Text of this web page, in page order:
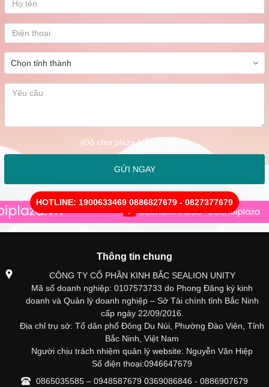
(Đồ chơi plaza Hỗ trợ Ngay )
GỬI NGAY
HOTLINE: 1900633469 0886827679 - 0827377679
Thông tin chung
CÔNG TY CỔ PHẦN KINH BẮC SEALION UNITY
Mã số doanh nghiệp: 0107573733 do Phong Đăng ký kinh
doanh và Quản lý doanh nghiệp – Sở Tài chính tỉnh Bắc Ninh
cấp ngày 22/09/2016.
Địa chỉ trụ sở: Tổ dân phố Đông Du Núi, Phường Đào Viên, Tỉnh
Bắc Ninh, Việt Nam
Người chịu trách nhiệm quản lý website: Nguyễn Văn Hiệp
Số điện thoại:0946647679
0865035585 – 0948587679 0369086846 - 0886907679